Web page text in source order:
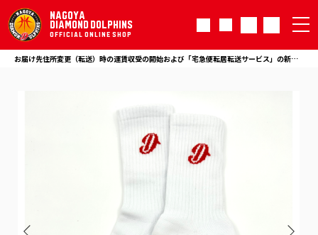
NAGOYA
DIAMOND DOLPHINS
OFFICIAL ONLINE SHOP
お届け先住所変更（転送）時の運賃収受の開始および「宅急便転居転送サービス」の新規お申し込み受付の終了について